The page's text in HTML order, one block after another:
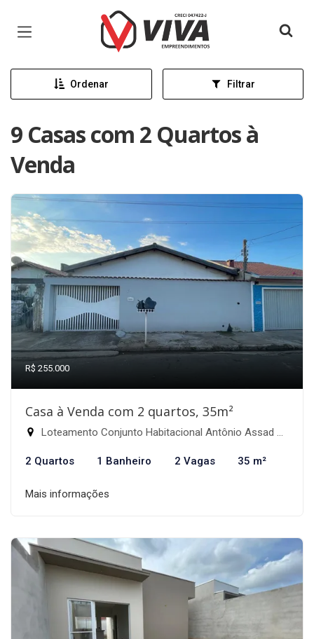
Página inicial
Ordenar Filtrar
9 Casas com 2 Quartos à
Venda
R$ 255.000
Casa à Venda com 2 quartos, 35m²
Loteamento Conjunto Habitacional Antônio Assad Alcici, Itapira-SP
2 Quartos 1 Banheiro 2 Vagas 35 m²
Mais informações